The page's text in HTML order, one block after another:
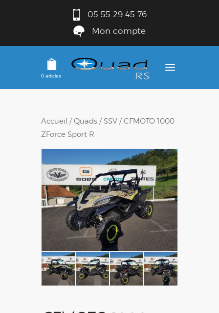
05 55 29 45 76
Mon compte
0 articles
Accueil /Quads /SSV / CFMOTO 1000
ZForce Sport R